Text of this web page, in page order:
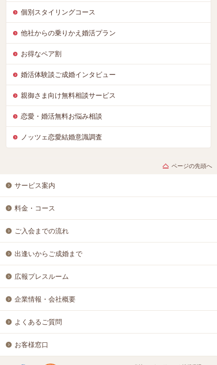
個別スタイリングコース
他社からの乗りかえ婚活プラン
お得なペア割
婚活体験談ご成婚インタビュー
親御さま向け無料相談サービス
恋愛・婚活無料お悩み相談
ノッツェ恋愛結婚意識調査
ページの先頭へ
サービス案内
料金・コース
ご入会までの流れ
出逢いからご成婚まで
広報プレスルーム
企業情報・会社概要
よくあるご質問
お客様窓口